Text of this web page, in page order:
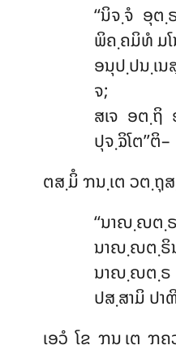
‘‘ນິຈ຺ຈໍ ອຸ
ພິຄ຺ຄມິທໍ ມ
ອນຸປ຺ປນ຺ເນ
ຈ;
ສເຈ ອຕ຺ຖິ
ປຸຈ຺ຉິໂຕ’’ຕິ–
ຕສ຺ມິໍ ຠນ຺ເຕ ວຕ຺ຖຸ
‘‘ນາຎ຺
ນາຎ຺ຎຕ຺ຣິ
ນາຎ຺ຎຕ຺
ປສ຺ສາມິ ປາ
ເອວໍ ໂຂ ຠນ຺ເຕ ຠຄ